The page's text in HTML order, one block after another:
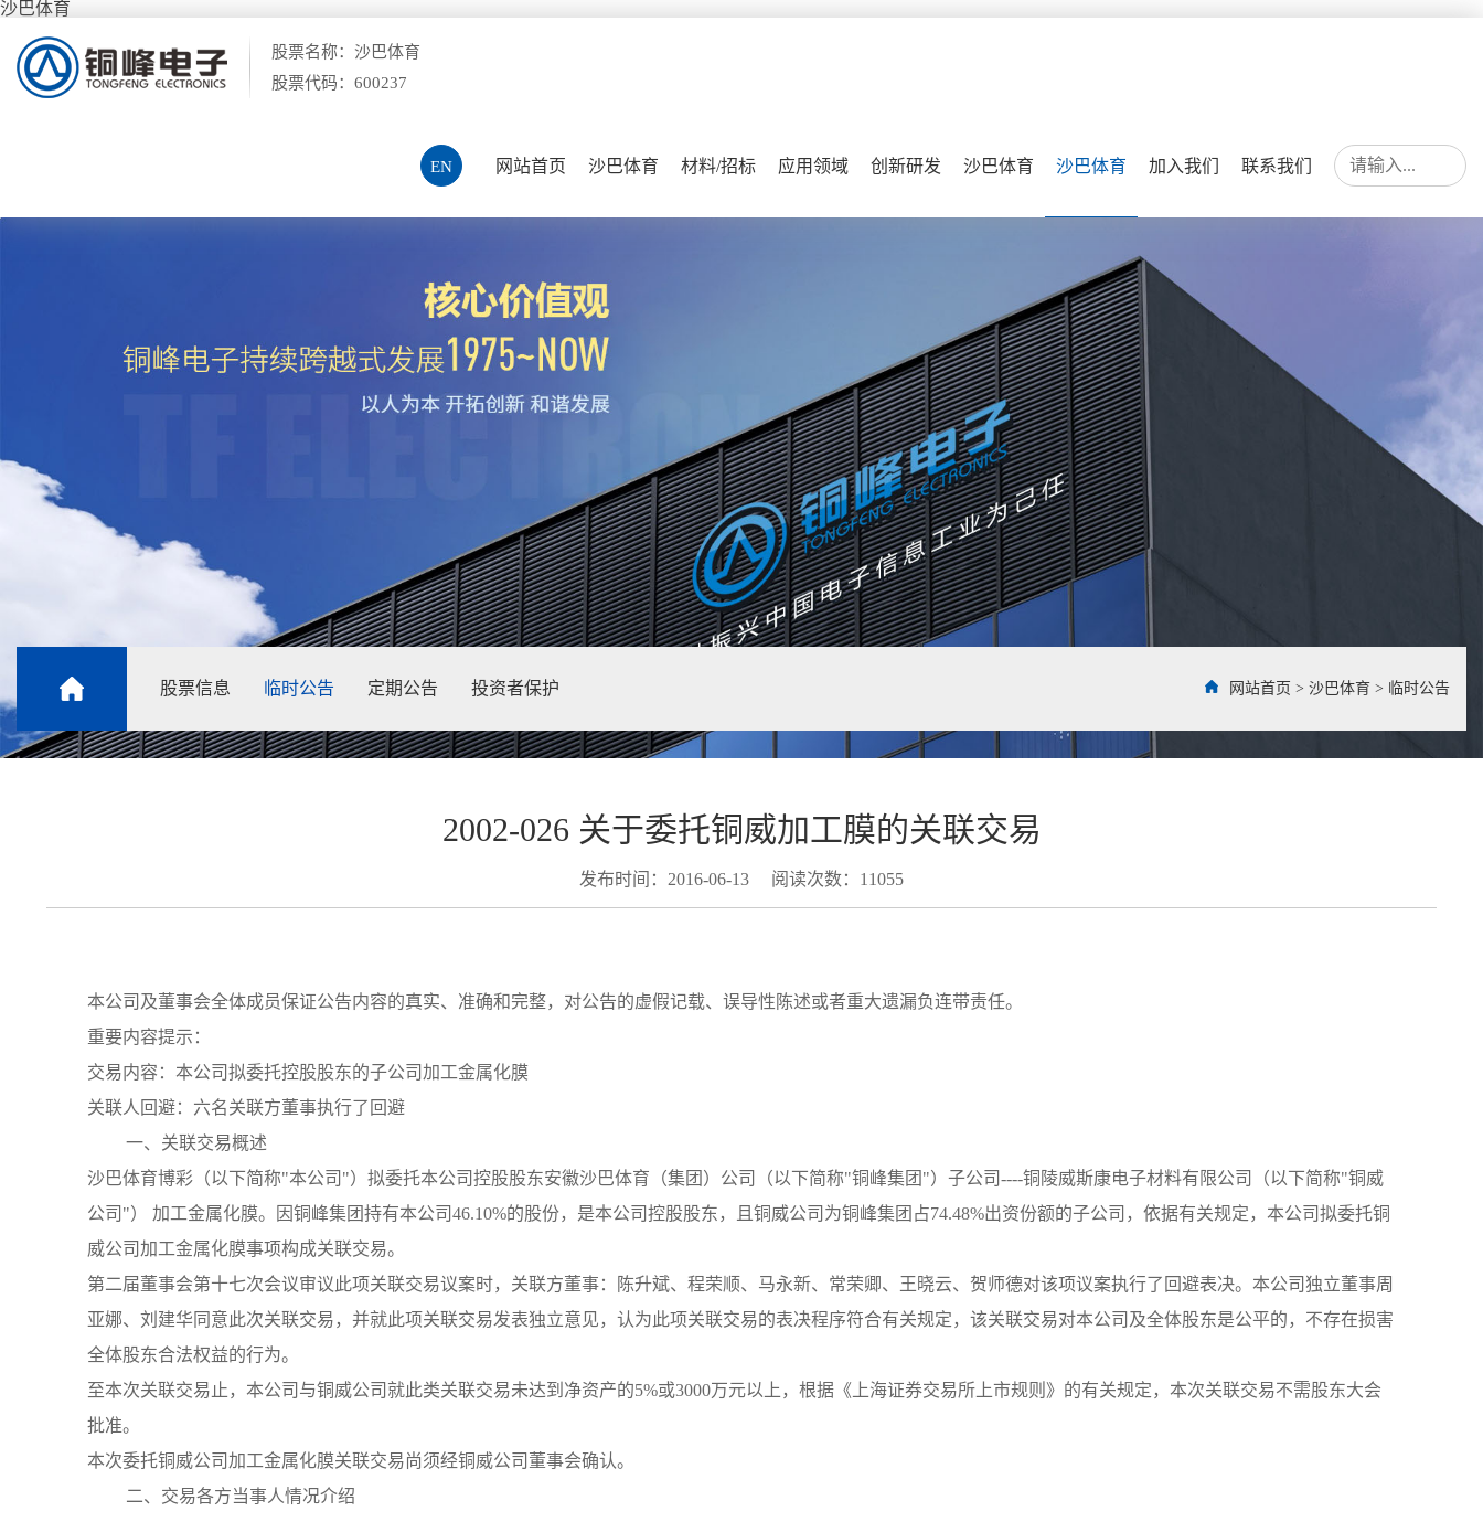
沙巴体育
股票名称：沙巴体育
股票代码：600237
EN 网站首页 沙巴体育 材料/招标 应用领域 创新研发 沙巴体育 沙巴体育 加入我们 联系我们
股票信息 临时公告 定期公告 投资者保护 网站首页 > 沙巴体育 > 临时公告
2002-026 关于委托铜威加工膜的关联交易
发布时间：2016-06-13 阅读次数：11055
本公司及董事会全体成员保证公告内容的真实、准确和完整，对公告的虚假记载、误导性陈述或者重大遗漏负连带责任。
重要内容提示：
交易内容：本公司拟委托控股股东的子公司加工金属化膜
关联人回避：六名关联方董事执行了回避
一、关联交易概述
沙巴体育博彩（以下简称"本公司"）拟委托本公司控股股东安徽沙巴体育（集团）公司（以下简称"铜峰集团"）子公司----铜陵威斯康电子材料有限公司（以下简称"铜威
公司"） 加工金属化膜。因铜峰集团持有本公司46.10%的股份，是本公司控股股东，且铜威公司为铜峰集团占74.48%出资份额的子公司，依据有关规定，本公司拟委托铜
威公司加工金属化膜事项构成关联交易。
第二届董事会第十七次会议审议此项关联交易议案时，关联方董事：陈升斌、程荣顺、马永新、常荣卿、王晓云、贺师德对该项议案执行了回避表决。本公司独立董事周
亚娜、刘建华同意此次关联交易，并就此项关联交易发表独立意见，认为此项关联交易的表决程序符合有关规定，该关联交易对本公司及全体股东是公平的，不存在损害
全体股东合法权益的行为。
至本次关联交易止，本公司与铜威公司就此类关联交易未达到净资产的5%或3000万元以上，根据《上海证券交易所上市规则》的有关规定，本次关联交易不需股东大会
批准。
本次委托铜威公司加工金属化膜关联交易尚须经铜威公司董事会确认。
二、交易各方当事人情况介绍